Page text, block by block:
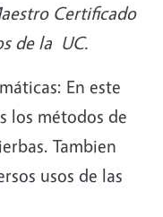
Certificado
de la UC.
En este
los métodos de
Tambien
usos de las